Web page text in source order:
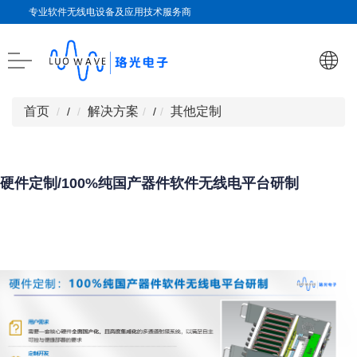
专业软件无线电设备及应用技术服务商
首页 / 解决方案 / 其他定制
硬件定制/100%纯国产器件软件无线电平台研制